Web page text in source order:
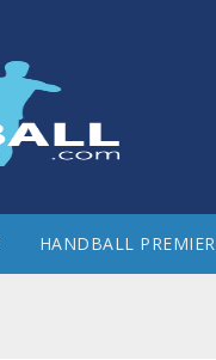
HANDBALL PREMIER